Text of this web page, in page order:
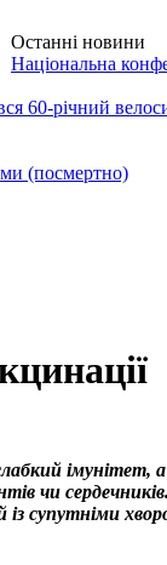
Останні новини
Національна
60-річний
(посмертно)
чи
супутніми